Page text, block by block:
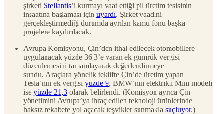
şirketi Stellantis’i kurmayı vaat ettiği pil üretim tesisinin
inşaatına başlaması için uyardı. Şirket vaadini
gerçekleştirmediği durumda ayrılan kamu fonu başka
projelere kaydırılacak.
Avrupa Komisyonu, Çin’den ithal edilecek otomobillere
uygulanacak yüzde 36,3’e varan ek gümrük vergisi
düzenlemesini tamamlayarak değerlendirmeye
sundu. Araçlara yönelik teklifte Çin’de üretim yapan
Tesla’nın ek vergisi yüzde 9, BMW’nin elektrikli Mini modeli
ise yüzde 21,3 olarak belirlendi. (Komisyon ayrıca Çin
yönetimini Avrupa’ya ihraç edilen teknoloji ürünlerinde
haksız rekabete yol açacak teşvikler sunmakla suçluyor.)